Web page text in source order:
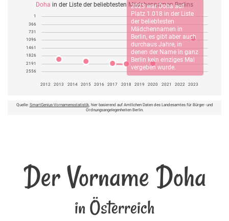
Doha in der Liste der beliebtesten Mädchennamen Berlins
2023 warDoha auf
Platz 1.018 in der Liste
der beliebtesten
Mädchennamen in
Berlin, es gibt aber auch
durchaus Jahre, in
denen der Name in ganz
Berlin kein einziges Mal
vergeben wurde.
1
366
731
1096
1461
1826
2191
2556
2012 2013 2014 2015 2016 2017 2018 2019 2020 2021 2022 2023
Quelle: SmartGenius-Vornamensstatistik, hier basierend auf Amtlichen Daten des Landesamtes für Bürger- und
Ordnungsangelegenheiten Berlin.
Der Vorname Doha
in Österreich